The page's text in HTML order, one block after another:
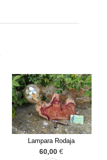
Lampara Rodaja
60,00€